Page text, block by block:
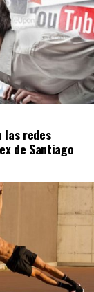
las redes
de Santiago